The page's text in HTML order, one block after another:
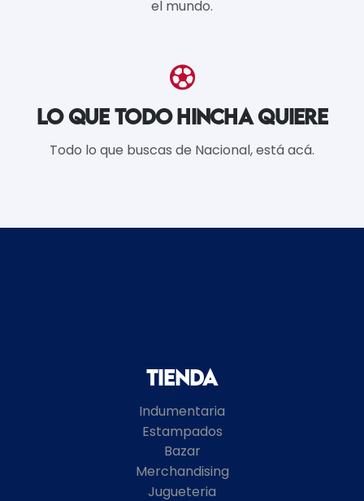
el mundo.
LO QUE TODO HINCHA QUIERE
Todo lo que buscas de Nacional, está acá.
Tienda
Indumentaria
Estampados
Bazar
Merchandising
Jugueteria